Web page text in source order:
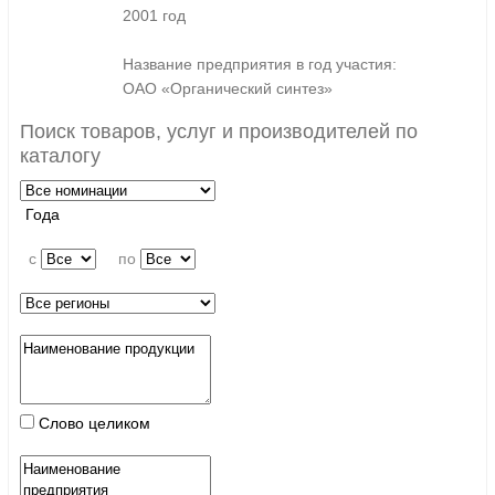
2001 год
Название предприятия в год участия:
ОАО «Органический синтез»
Поиск товаров, услуг и производителей по
каталогу
Года
c по
Слово целиком